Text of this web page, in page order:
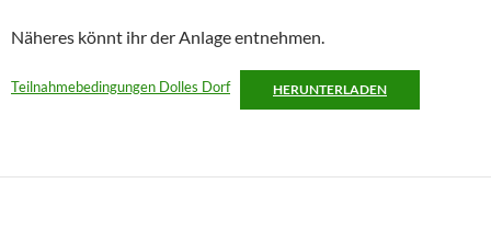
Näheres könnt ihr der Anlage entnehmen.
Teilnahmebedingungen Dolles Dorf HERUNTERLADEN